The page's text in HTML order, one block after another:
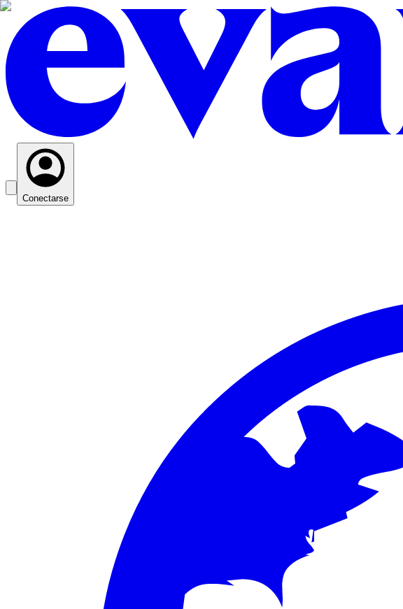
Conectarse